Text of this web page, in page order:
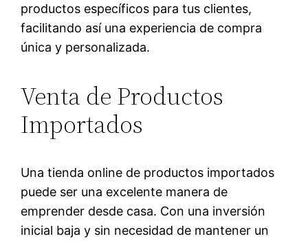
productos específicos para tus clientes,
facilitando así una experiencia de compra
única y personalizada.
Venta de Productos
Importados
Una tienda online de productos importados
puede ser una excelente manera de
emprender desde casa. Con una inversión
inicial baja y sin necesidad de mantener un